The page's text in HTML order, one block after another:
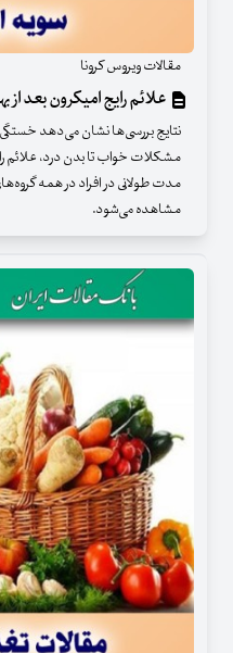
مقالات ویروس کرونا
علائم رایج امیکرون بعد از
نتایج بررسی‌ها نشان می‌دهد
مشکلات خواب تا بدن درد، علائم
مدت طولانی در افراد در همه
مشاهده می‌شود.